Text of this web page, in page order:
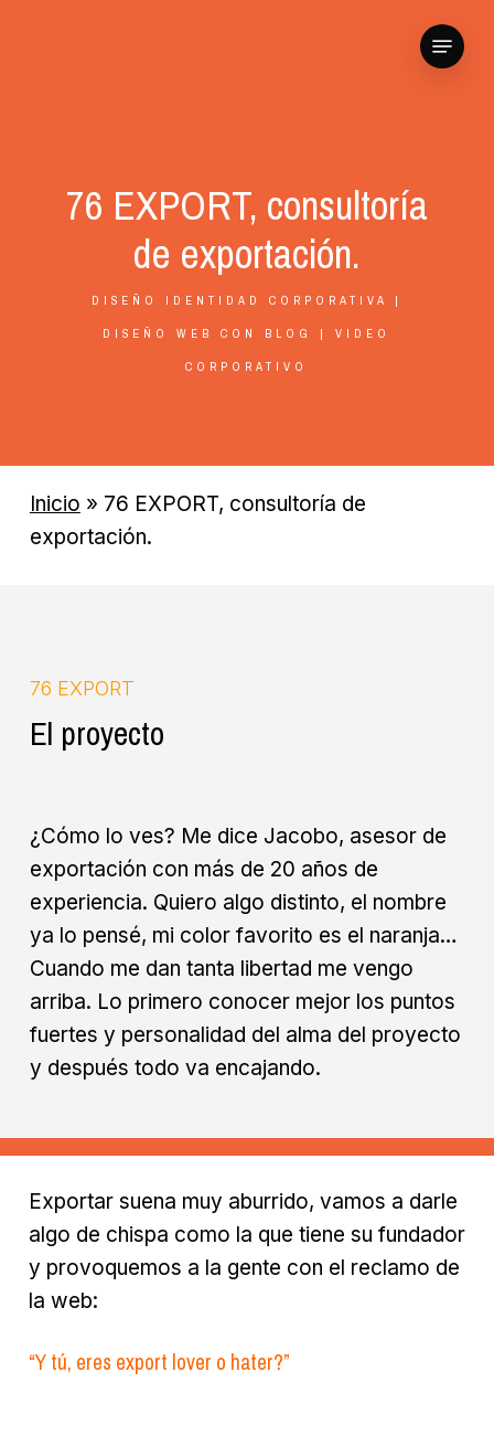
Menu
76 EXPORT, consultoría
de exportación.
DISEÑO IDENTIDAD CORPORATIVA |
DISEÑO WEB CON BLOG | VIDEO
CORPORATIVO
Inicio » 76 EXPORT, consultoría de
exportación.
76 EXPORT
El proyecto
¿Cómo lo ves? Me dice Jacobo, asesor de
exportación con más de 20 años de
experiencia. Quiero algo distinto, el nombre
ya lo pensé, mi color favorito es el naranja…
Cuando me dan tanta libertad me vengo
arriba. Lo primero conocer mejor los puntos
fuertes y personalidad del alma del proyecto
y después todo va encajando.
Exportar suena muy aburrido, vamos a darle
algo de chispa como la que tiene su fundador
y provoquemos a la gente con el reclamo de
la web:
“Y tú, eres export lover o hater?”